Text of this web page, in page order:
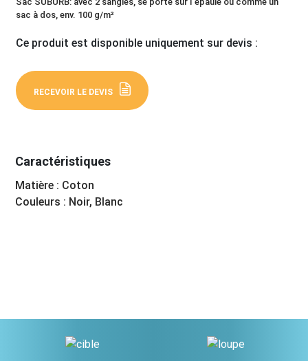
sac à dos, env. 100 g/m²
Ce produit est disponible uniquement sur devis :
RECEVOIR LE DEVIS
Caractéristiques
Matière : Coton
Couleurs : Noir, Blanc